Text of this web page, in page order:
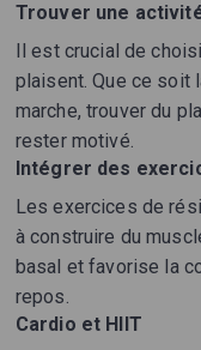
Trouver une
Il est crucial de
plaisent. Que ce soit
marche, trouver du
rester motivé.
Intégrer des
Les exercices de
à construire du
basal et favorise la
repos.
Cardio et HIIT